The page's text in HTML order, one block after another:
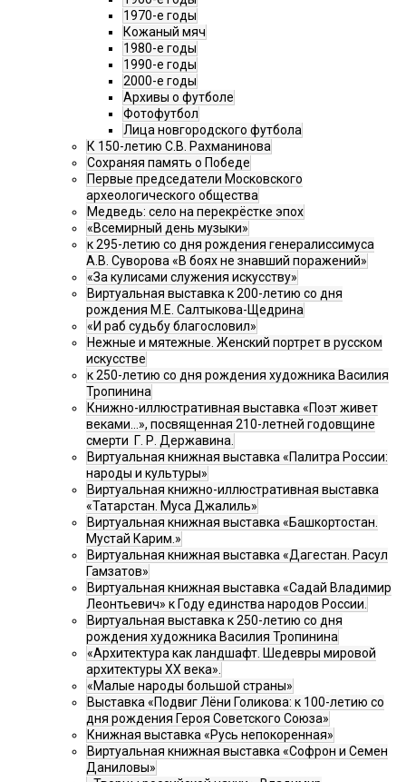
1970-е годы
Кожаный мяч
1980-е годы
1990-е годы
2000-е годы
Архивы о футболе
Фотофутбол
Лица новгородского футбола
К 150-летию С.В. Рахманинова
Сохраняя память о Победе
Первые председатели Московского
археологического общества
Медведь: село на перекрёстке эпох
«Всемирный день музыки»
к 295-летию со дня рождения генералиссимуса
А.В. Суворова «В боях не знавший поражений»
«За кулисами служения искусству»
Виртуальная выставка к 200-летию со дня
рождения М.Е. Салтыкова-Щедрина
«И раб судьбу благословил»
Нежные и мятежные. Женский портрет в русском
искусстве
к 250-летию со дня рождения художника Василия
Тропинина
Книжно-иллюстративная выставка «Поэт живет
веками…», посвященная 210-летней годовщине
смерти Г. Р. Державина.
Виртуальная книжная выставка «Палитра России:
народы и культуры»
Виртуальная книжно-иллюстративная выставка
«Татарстан. Муса Джалиль»
Виртуальная книжная выставка «Башкортостан.
Мустай Карим.»
Виртуальная книжная выставка «Дагестан. Расул
Гамзатов»
Виртуальная книжная выставка «Садай Владимир
Леонтьевич» к Году единства народов России.
Виртуальная выставка к 250-летию со дня
рождения художника Василия Тропинина
«Архитектура как ландшафт. Шедевры мировой
архитектуры XX века».
«Малые народы большой страны»
Выставка «Подвиг Лёни Голикова: к 100-летию со
дня рождения Героя Советского Союза»
Книжная выставка «Русь непокоренная»
Виртуальная книжная выставка «Софрон и Семен
Даниловы»